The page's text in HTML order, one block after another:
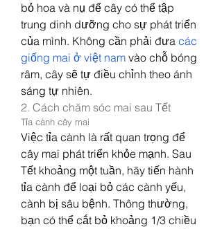
bỏ hoa và nụ để cây có thể tập
trung dinh dưỡng cho sự phát triển
của mình. Không cần phải đưa các
giống mai ở việt nam vào chỗ bóng
râm, cây sẽ tự điều chỉnh theo ánh
sáng tự nhiên.
2. Cách chăm sóc mai sau Tết
Tỉa cành cây mai
Việc tỉa cành là rất quan trọng để
cây mai phát triển khỏe mạnh. Sau
Tết khoảng một tuần, hãy tiến hành
tỉa cành để loại bỏ các cành yếu,
cành bị sâu bệnh. Thông thường,
bạn có thể cắt bỏ khoảng 1/3 chiều